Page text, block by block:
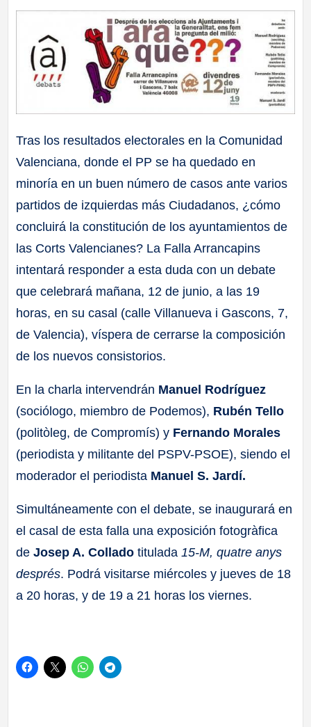
Tras los resultados electorales en la Comunidad
Valenciana, donde el PP se ha quedado en
minoría en un buen número de casos ante varios
partidos de izquierdas más Ciudadanos, ¿cómo
concluirá la constitución de los ayuntamientos de
las Corts Valencianes? La Falla Arrancapins
intentará responder a esta duda con un debate
que celebrará mañana, 12 de junio, a las 19
horas, en su casal (calle Villanueva i Gascons, 7,
de Valencia), víspera de cerrarse la composición
de los nuevos consistorios.
En la charla intervendrán Manuel Rodríguez
(sociólogo, miembro de Podemos), Rubén Tello
(politòleg, de Compromís) y Fernando Morales
(periodista y militante del PSPV-PSOE), siendo el
moderador el periodista Manuel S. Jardí.
Simultáneamente con el debate, se inaugurará en
el casal de esta falla una exposición fotogràfica
deJosep A. Collado titulada15-M, quatre anys
després. Podrá visitarse miércoles y jueves de 18
a 20 horas, y de 19 a 21 horas los viernes.